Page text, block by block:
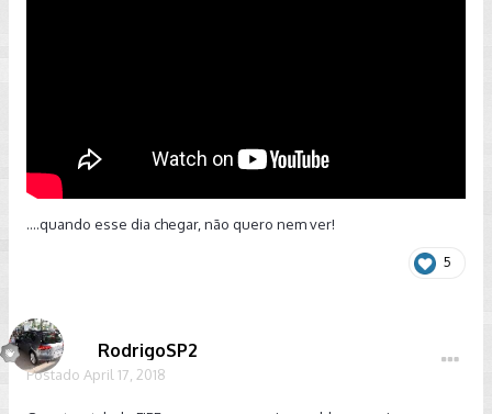
....quando esse dia chegar, não quero nem ver!
5
RodrigoSP2
Postado April 17, 2018